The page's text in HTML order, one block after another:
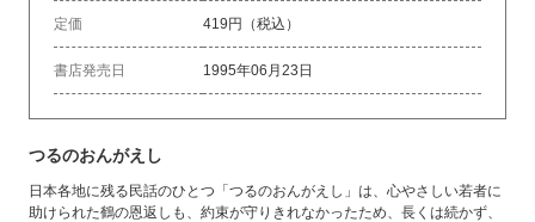
定価 419円（税込）
書店発売日 1995年06月23日
つるのおんがえし
日本各地に残る民話のひとつ「つるのおんがえし」は、心やさしい若者に
助けられた鶴の恩返しも、約束が守りきれなかったため、長くは続かず、